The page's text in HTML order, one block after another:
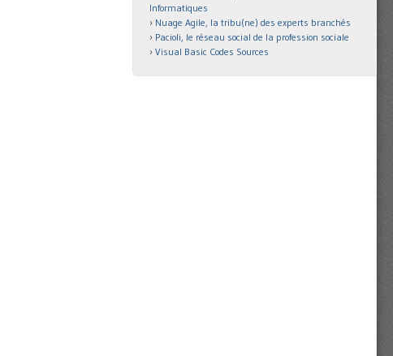
Informatiques
Nuage Agile, la tribu(ne) des experts branchés
Pacioli, le réseau social de la profession sociale
Visual Basic Codes Sources